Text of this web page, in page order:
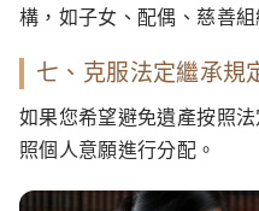
構，如子女、配偶、慈善組
七、克服法定繼承規
如果您希望避免遺產按照
照個人意願進行分配。